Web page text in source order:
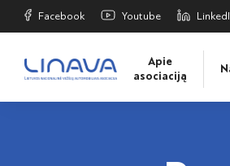
Facebook Youtube
Apie
asociaciją